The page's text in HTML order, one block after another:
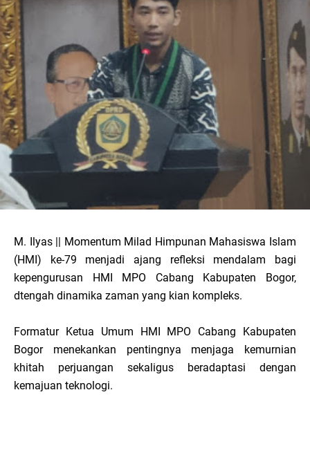
M. Ilyas || Momentum Milad Himpunan Mahasiswa Islam
(HMI) ke-79 menjadi ajang refleksi mendalam bagi
kepengurusan HMI MPO Cabang Kabupaten Bogor,
dtengah dinamika zaman yang kian kompleks.
Formatur Ketua Umum HMI MPO Cabang Kabupaten
Bogor menekankan pentingnya menjaga kemurnian
khitah perjuangan sekaligus beradaptasi dengan
kemajuan teknologi.